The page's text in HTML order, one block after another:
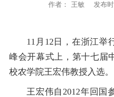
作者： 王敏 发布时
11月12日，在浙江举
峰会开幕式上，第十七届
校农学院王宏伟教授入选。
王宏伟自2012年回国